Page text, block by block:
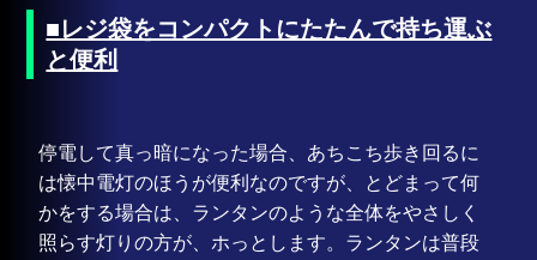
■レジ袋をコンパクトにたたんで持ち運ぶ
と便利
停電して真っ暗になった場合、あちこち歩き回るに
は懐中電灯のほうが便利なのですが、とどまって何
かをする場合は、ランタンのような全体をやさしく
照らす灯りの方が、ホっとします。ランタンは普段